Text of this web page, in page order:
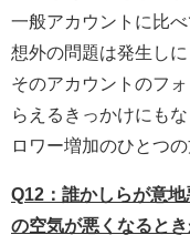
一般アカウントに比
想外の問題は発生し
そのアカウントのフ
らえるきっかけにも
ロワー増加のひとつの
Q12：誰かしらが意
の空気が悪くなると